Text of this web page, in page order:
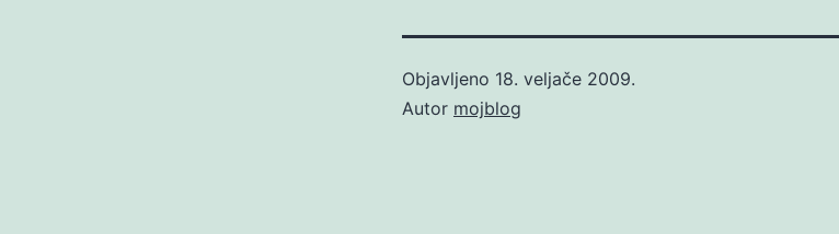
Objavljeno 18. veljače 2009.
Autor mojblog